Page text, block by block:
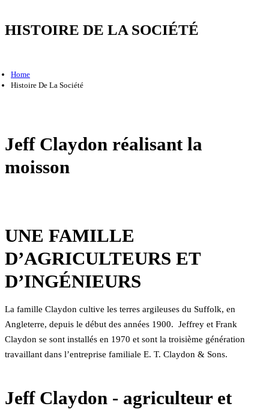
HISTOIRE DE LA SOCIÉTÉ
Home
Histoire De La Société
UNE FAMILLE
D’AGRICULTEURS ET
D’INGÉNIEURS
La famille Claydon cultive les terres argileuses du Suffolk, en
Angleterre, depuis le début des années 1900. Jeffrey et Frank
Claydon se sont installés en 1970 et sont la troisième génération
travaillant dans l’entreprise familiale E. T. Claydon & Sons.
Jeff Claydon réalisant la
moisson
Jeff Claydon - agriculteur et